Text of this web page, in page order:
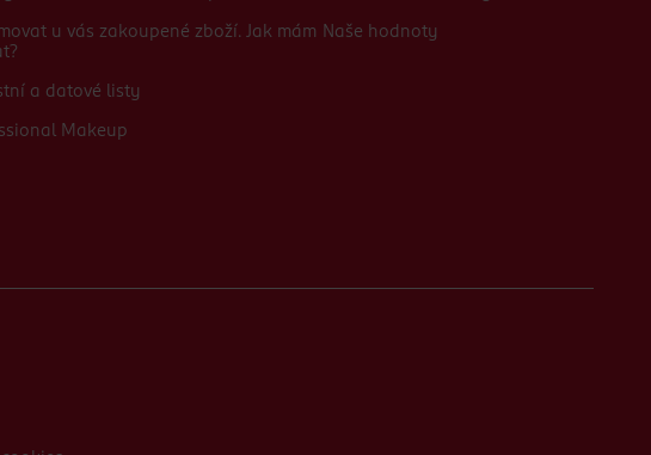
u vás zakoupené zboží. Jak mám
a datové listy
Makeup
Naše hodnoty